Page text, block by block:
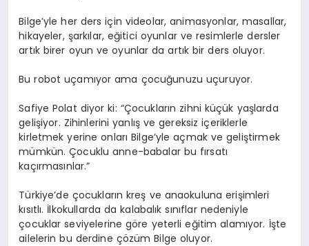
Bilge’yle her ders için videolar, animasyonlar, masallar,
hikayeler, şarkılar, eğitici oyunlar ve resimlerle dersler
artık birer oyun ve oyunlar da artık bir ders oluyor.
Bu robot uçamıyor ama çocuğunuzu uçuruyor.
Safiye Polat diyor ki: “Çocukların zihni küçük yaşlarda
gelişiyor. Zihinlerini yanlış ve gereksiz içeriklerle
kirletmek yerine onları Bilge’yle açmak ve geliştirmek
mümkün. Çocuklu anne-babalar bu fırsatı
kaçırmasınlar.”
Türkiye’de çocukların kreş ve anaokuluna erişimleri
kısıtlı. İlkokullarda da kalabalık sınıflar nedeniyle
çocuklar seviyelerine göre yeterli eğitim alamıyor. İşte
ailelerin bu derdine çözüm Bilge oluyor.